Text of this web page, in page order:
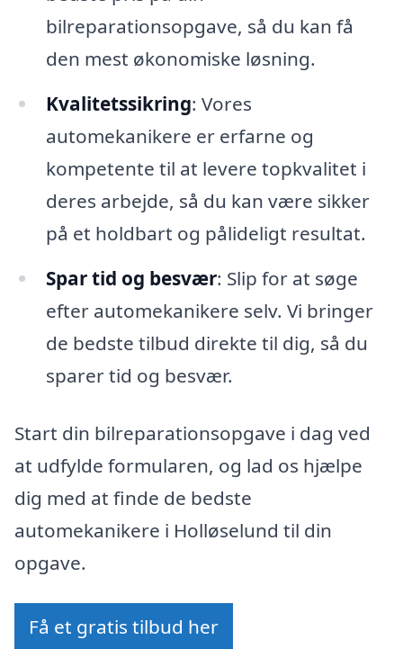
bilreparationsopgave, så du kan få
den mest økonomiske løsning.
Kvalitetssikring: Vores
automekanikere er erfarne og
kompetente til at levere topkvalitet i
deres arbejde, så du kan være sikker
på et holdbart og pålideligt resultat.
Spar tid og besvær: Slip for at søge
efter automekanikere selv. Vi bringer
de bedste tilbud direkte til dig, så du
sparer tid og besvær.
Start din bilreparationsopgave i dag ved
at udfylde formularen, og lad os hjælpe
dig med at finde de bedste
automekanikere i Holløselund til din
opgave.
Få et gratis tilbud her